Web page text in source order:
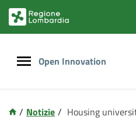
Open Innovation
/ Notizie / Housing